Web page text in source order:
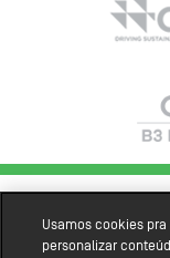
Usamos cookies
personalizar